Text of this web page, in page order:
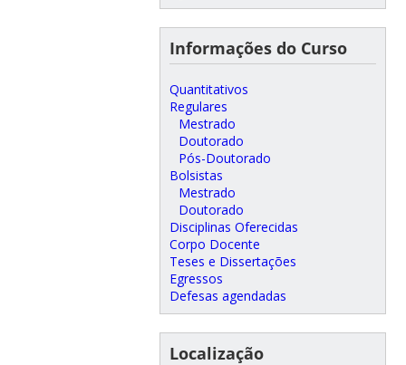
Informações do Curso
Quantitativos
Regulares
Mestrado
Doutorado
Pós-Doutorado
Bolsistas
Mestrado
Doutorado
Disciplinas Oferecidas
Corpo Docente
Teses e Dissertações
Egressos
Defesas agendadas
Localização